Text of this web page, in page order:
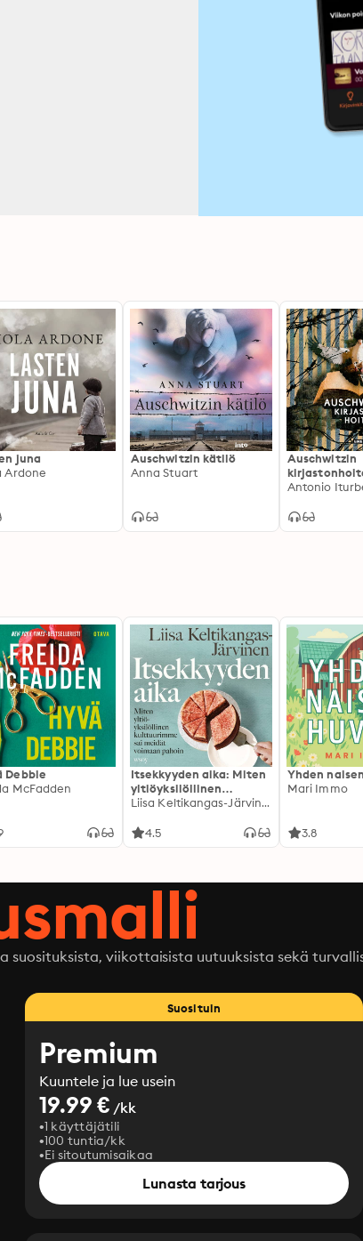
juna
Ardone
Auschwitzin kätilö
Anna Stuart
Auschwitzin
Antonio
Debbie
McFadden
Itsekkyyden aika: Miten
yltiöyksilöllinen
kulttuurimme sai
Liisa Keltikangas-Järvinen
4.5
Yhden
Mari Immo
3.8
viikottaisista uutuuksista sekä
Suosituin
Premium
Kuuntele ja lue usein
19.99 € /kk
1 käyttäjätili
100 tuntia/kk
Ei sitoutumisaikaa
Lunasta tarjous